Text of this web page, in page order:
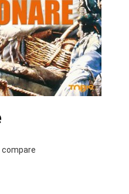
compare